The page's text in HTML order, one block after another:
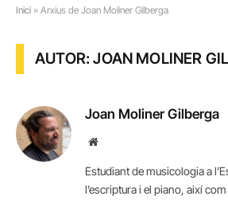
Inici » Arxius de Joan Moliner Gilberga
AUTOR: JOAN MOLINER
Joan Moliner Gilberga
Website
Estudiant de musicologia a
l’escriptura i el piano, així